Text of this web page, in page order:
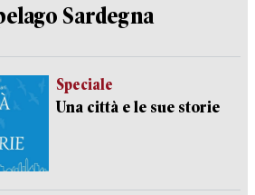
Sardegna
Speciale
Una città e le sue storie